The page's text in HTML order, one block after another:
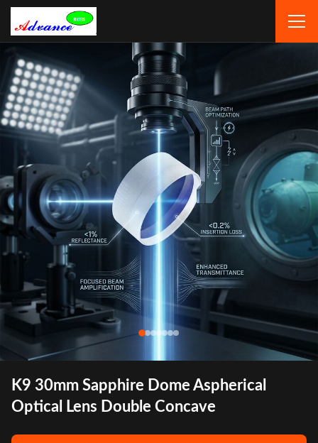
K9 30mm Sapphire Dome Aspherical
Optical Lens Double Concave